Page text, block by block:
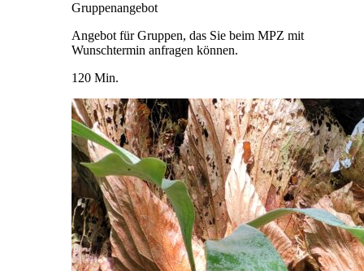
Gruppenangebot
Angebot für Gruppen, das Sie beim MPZ mit
Wunschtermin anfragen können.
120 Min.